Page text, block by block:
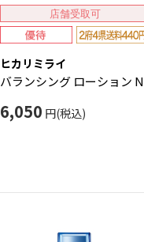
店舗受取可
ヒカリミライ
バランシング ローション N
6,050 円(税込)